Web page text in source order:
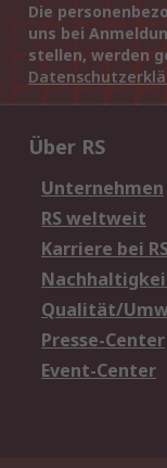
Die
uns bei
stellen, werden
Über RS
Unternehmen
RS weltweit
Karriere bei
Qualität/
Presse-Center
Event-Center